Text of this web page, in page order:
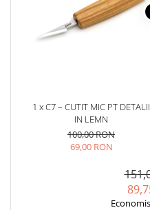
1 x C7 – CUTIT MIC PT DETALII
IN LEMN
100,00 RON
69,00 RON